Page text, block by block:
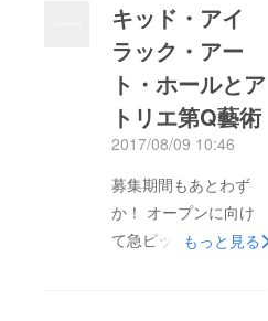
キッド・アイ
ラック・アー
ト・ホールとア
トリエ第Q藝術
2017/08/09 10:46
募集期間もあとわず
か！ オープンに向け
て急ピッチで作業を進
もっと見る